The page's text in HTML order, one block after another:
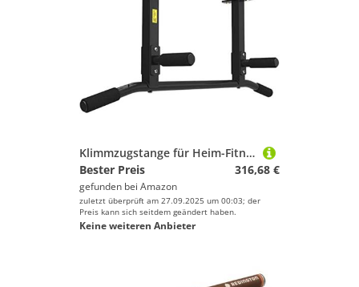
Klimmzugstange für Heim-Fitnessstudio, tragbare Klimmzugstange, an der Wand montierte Klimmzugstange aus Stahl, mit rutschfestem Griff und einfach zu installieren, Heim-Fitnessgerät mit mehreren Pos
Bester Preis
316,68 €
gefunden bei Amazon
zuletzt überprüft am 27.09.2025 um 00:03; der
Preis kann sich seitdem geändert haben.
Keine weiteren Anbieter